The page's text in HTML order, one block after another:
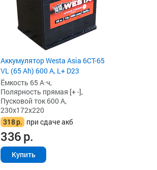
Аккумулятор Westa Asia 6СТ-65
VL (65 Ah) 600 А, L+ D23
Ёмкость 65 А·ч,
Полярность прямая [+ -],
Пусковой ток 600 А,
230x172x220
318р. при сдаче акб
336р.
Купить